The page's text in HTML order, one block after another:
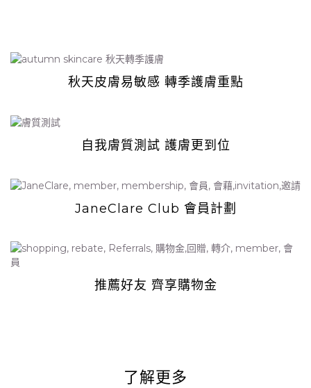
秋天皮膚易敏感 轉季護膚重點
自我膚質測試 護膚更到位
JaneClare Club 會員計劃
推薦好友 齊享購物金
了解更多